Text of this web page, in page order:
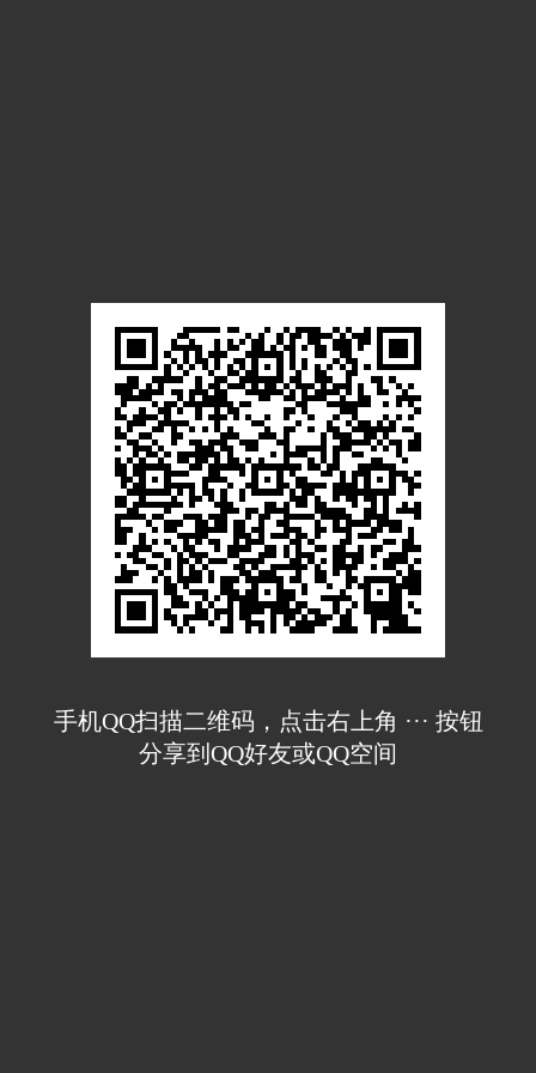
手机QQ扫描二维码，点击右上角 ··· 按钮
分享到QQ好友或QQ空间